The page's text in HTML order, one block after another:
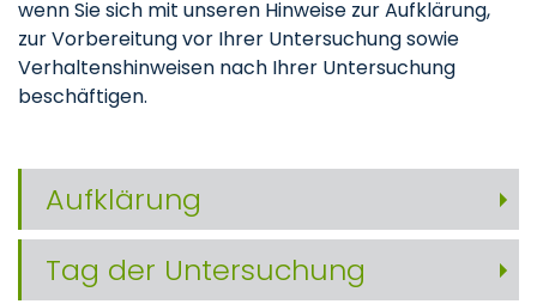
wenn Sie sich mit unseren Hinweise zur Aufklärung,
zur Vorbereitung vor Ihrer Untersuchung sowie
Verhaltenshinweisen nach Ihrer Untersuchung
beschäftigen.
Aufklärung
Tag der Untersuchung